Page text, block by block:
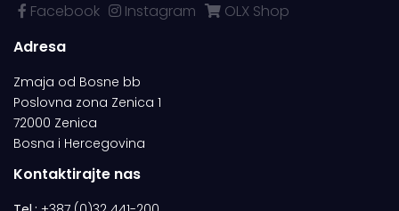
Facebook Instagram
OLX Shop
Adresa
Zmaja od Bosne bb
Poslovna zona Zenica 1
72000 Zenica
Bosna i Hercegovina
Kontaktirajte nas